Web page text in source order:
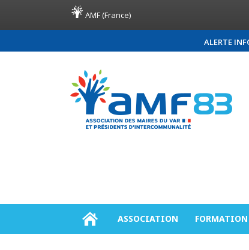
AMF (France)
ALERTE
COMMUNIQUÉ
ASSOCIATION FORMATION